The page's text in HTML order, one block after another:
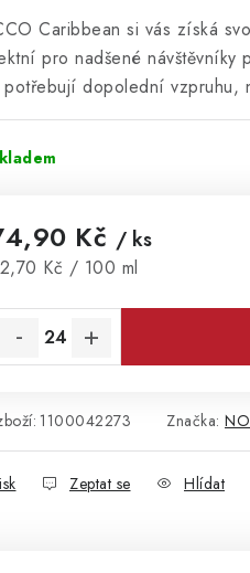
Caribbean si vás získá
pro nadšené
dopolední vzpruhu,
Kč / ks
cena:
Kč / 100 ml
1100042273 Značka:
Zeptat se Hlídat